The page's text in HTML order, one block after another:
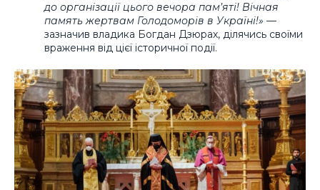
до організації цього вечора пам’яті! Вічная
память жертвам Голодоморів в Україні!» —
зазначив владика Богдан Дзюрах, ділячись своїми
враження від цієї історичної події.